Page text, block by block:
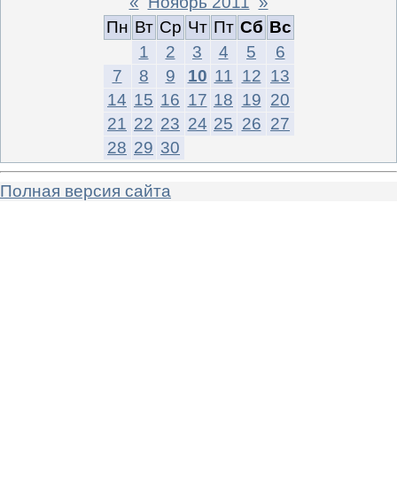
Пн Вт Ср Чт Пт Сб Вс
1
2 3 4 5
6
7
8 9 10 11 12 13
14 15 16 17 18 19 20
21 22 23 24 25 26 27
28 29 30
Полная версия сайта